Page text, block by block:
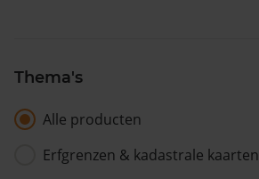
Thema's
Alle producten
Erfgrenzen & kadastrale kaarten